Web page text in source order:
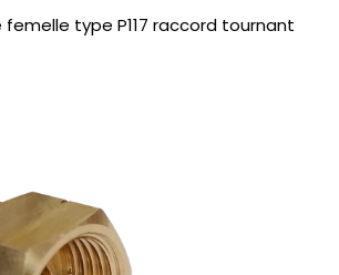
type P117 raccord tournant